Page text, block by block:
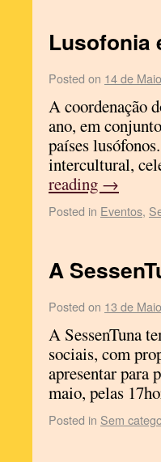
Lusofonia
Posted on 14 de
A coordenação
ano, em
países
intercultural,
reading →
Posted in Eventos,
A
Posted on 13 de
A SessenTuna
sociais, com
apresentar para
maio, pelas
Posted in Sem